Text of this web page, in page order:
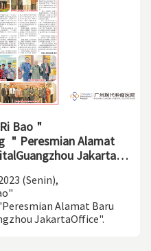
Bao＂
＂Peresmian Alamat
Jakarta
(Senin),
Alamat Baru
JakartaOffice".